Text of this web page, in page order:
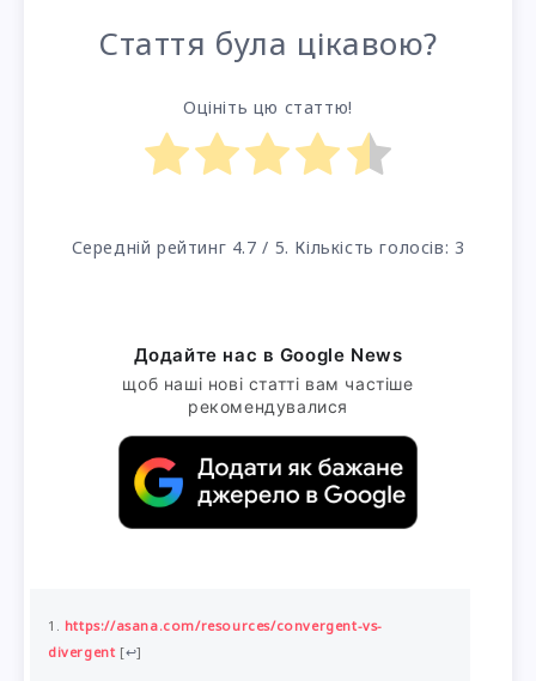
Стаття була цікавою?
Оцініть цю статтю!
Середній рейтинг 4.7 / 5. Кількість голосів: 3
Додайте нас в Google News
щоб наші нові статті вам частіше
рекомендувалися
https://asana.com/resources/convergent-vs-
divergent [↩]